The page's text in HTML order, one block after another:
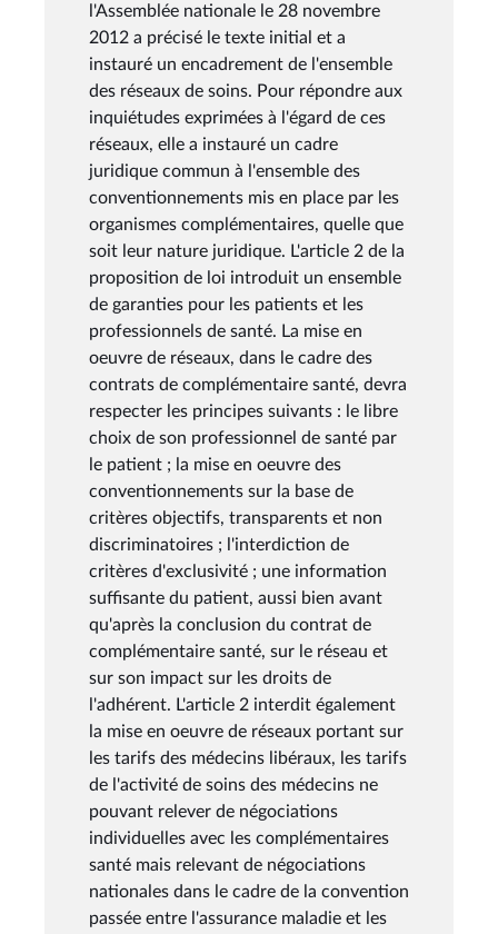
l'Assemblée nationale le 28 novembre
2012 a précisé le texte initial et a
instauré un encadrement de l'ensemble
des réseaux de soins. Pour répondre aux
inquiétudes exprimées à l'égard de ces
réseaux, elle a instauré un cadre
juridique commun à l'ensemble des
conventionnements mis en place par les
organismes complémentaires, quelle que
soit leur nature juridique. L'article 2 de la
proposition de loi introduit un ensemble
de garanties pour les patients et les
professionnels de santé. La mise en
oeuvre de réseaux, dans le cadre des
contrats de complémentaire santé, devra
respecter les principes suivants : le libre
choix de son professionnel de santé par
le patient ; la mise en oeuvre des
conventionnements sur la base de
critères objectifs, transparents et non
discriminatoires ; l'interdiction de
critères d'exclusivité ; une information
suffisante du patient, aussi bien avant
qu'après la conclusion du contrat de
complémentaire santé, sur le réseau et
sur son impact sur les droits de
l'adhérent. L'article 2 interdit également
la mise en oeuvre de réseaux portant sur
les tarifs des médecins libéraux, les tarifs
de l'activité de soins des médecins ne
pouvant relever de négociations
individuelles avec les complémentaires
santé mais relevant de négociations
nationales dans le cadre de la convention
passée entre l'assurance maladie et les